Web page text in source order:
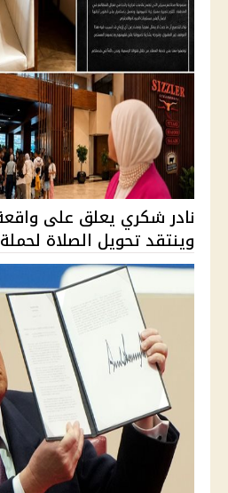
نادر شكري يعلق على
وينتقد تحويل الصلاة